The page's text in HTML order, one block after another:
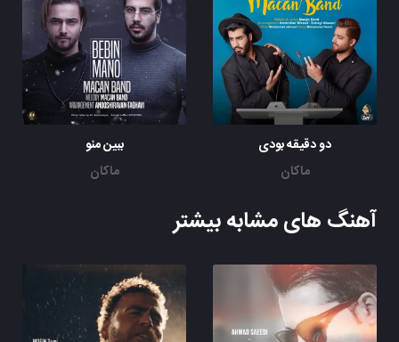
دو دقیقه بودی
ماکان
ببین منو
ماکان
آهنگ های مشابه بیشتر